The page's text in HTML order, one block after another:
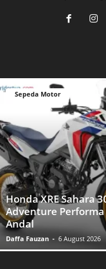
Sepeda Motor
Honda XRE Sahara
Adventure
Andal
Daffa Fauzan - 6 August 2026